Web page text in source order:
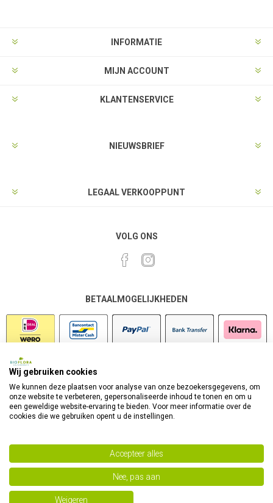
INFORMATIE
MIJN ACCOUNT
KLANTENSERVICE
NIEUWSBRIEF
LEGAAL VERKOOPPUNT
VOLG ONS
BETAALMOGELIJKHEDEN
Powered bynopCommerce
Copyright 2026 Bioflora Health Products. Alle rechten
Wij gebruiken cookies
We kunnen deze plaatsen voor analyse van onze bezoekersgegevens, om
onze website te verbeteren, gepersonaliseerde inhoud te tonen en om u
een geweldige website-ervaring te bieden. Voor meer informatie over de
cookies die we gebruiken opent u de instellingen.
Accepteer alles
Nee, pas aan
Weigeren